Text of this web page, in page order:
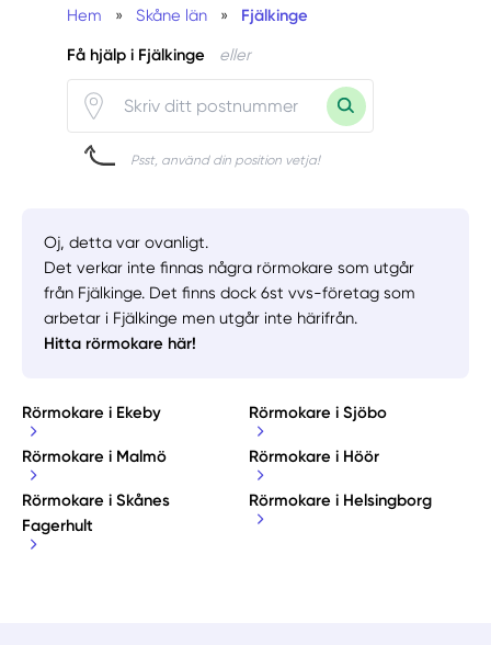
Hem » Skåne län » Fjälkinge
Få hjälp i Fjälkinge eller
Psst, använd din position vetja!
Oj, detta var ovanligt.
Det verkar inte finnas några rörmokare som utgår
från Fjälkinge. Det finns dock 6st vvs-företag som
arbetar i Fjälkinge men utgår inte härifrån.
Hitta rörmokare här!
Rörmokare i Ekeby Rörmokare i Sjöbo
Rörmokare i Malmö Rörmokare i Höör
Rörmokare i Skånes
Fagerhult
Rörmokare i Helsingborg